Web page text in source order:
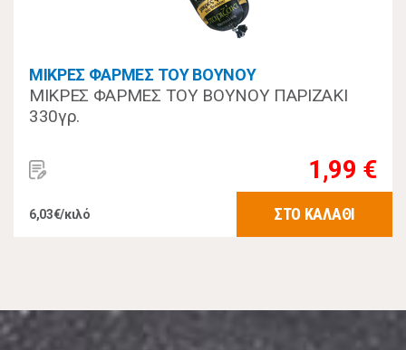
ΜΙΚΡΕΣ ΦΑΡΜΕΣ ΤΟΥ ΒΟΥΝΟΥ
ΜΙΚΡΕΣ ΦΑΡΜΕΣ ΤΟΥ ΒΟΥΝΟΥ ΠΑΡΙΖΑΚΙ
330γρ.
1,99 €
6,03€/κιλό ΣΤΟ ΚΑΛΑΘΙ